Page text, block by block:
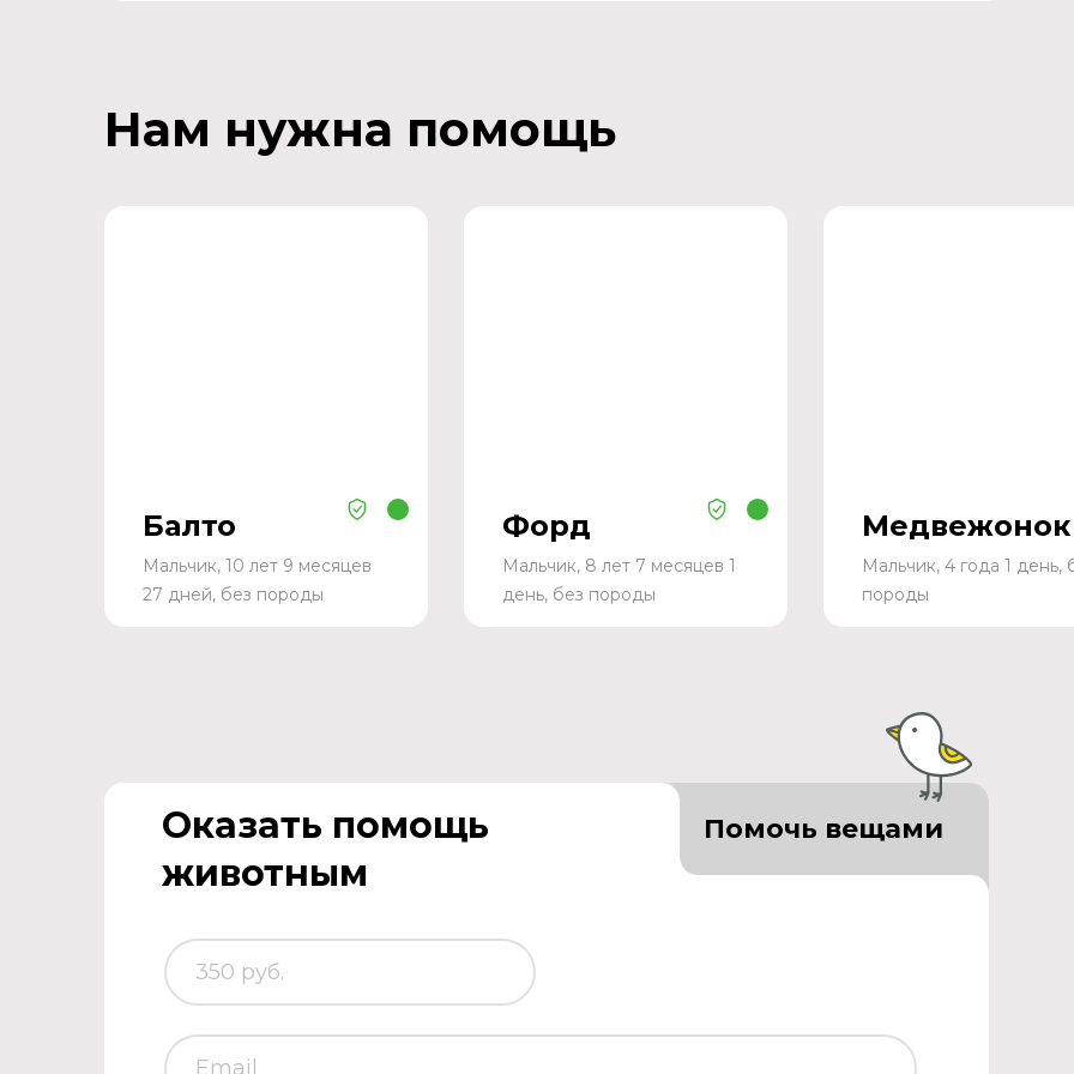
Нам нужна помощь
Балто
Мальчик, 10 лет 9 месяцев
27 дней, без породы
Форд
Мальчик, 8 лет 7 месяцев 1
день, без породы
Медвежонок
Мальчик, 4 года 1 день,
породы
Оказать помощь
животным
Помочь вещами